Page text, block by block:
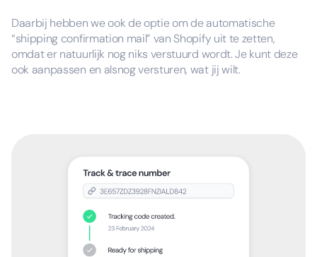
Daarbij hebben we ook de optie om de automatische
“shipping confirmation mail” van Shopify uit te zetten,
omdat er natuurlijk nog niks verstuurd wordt. Je kunt deze
ook aanpassen en alsnog versturen, wat jij wilt.